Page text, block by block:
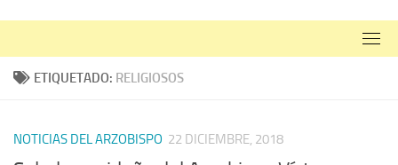
ETIQUETADO: RELIGIOSOS
NOTICIAS DEL ARZOBISPO 22 DICIEMBRE, 2018